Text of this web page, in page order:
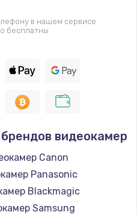
в нашем сервисе
бесплатны
видеокамер
Canon
Panasonic
Blackmagic
Samsung